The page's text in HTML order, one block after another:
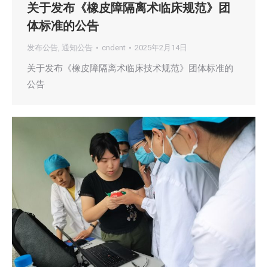
关于发布《橡皮障隔离术临床规范》团
体标准的公告
发布公告, 通知公告 cndent 2025年2月14日
关于发布《橡皮障隔离术临床技术规范》团体标准的
公告